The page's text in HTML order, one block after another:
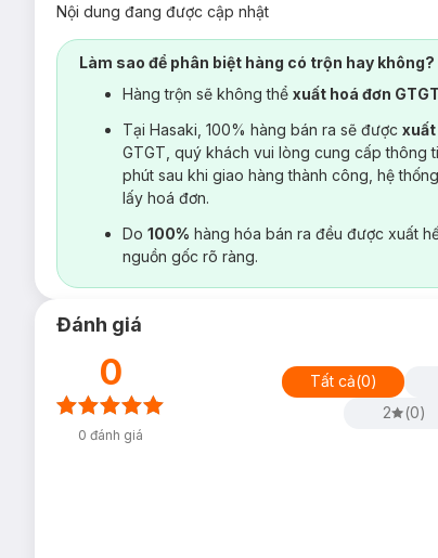
Nội dung đang được cập nhật
Làm sao để phân biệt hàng có trộn hay không?
Hàng trộn sẽ không thể xuất hoá đơn
Tại Hasaki, 100% hàng bán ra sẽ được xuất
GTGT, quý khách vui lòng cung cấp thông
phút sau khi giao hàng thành công, hệ
lấy hoá đơn.
Do 100% hàng hóa bán ra đều được xuất
nguồn gốc rõ ràng.
Đánh giá
0
0 đánh giá
Tất cả(0)
2
(0)